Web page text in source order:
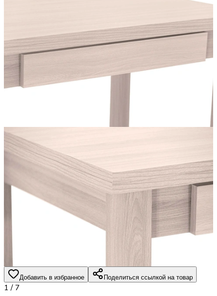
Добавить в избранное Поделиться ссылкой на товар
1 / 7